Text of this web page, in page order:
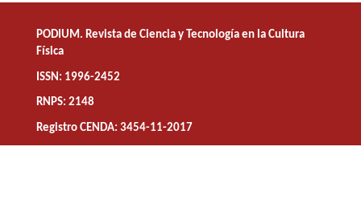
PODIUM. Revista de Ciencia y Tecnología en la Cultura
Física
ISSN: 1996-2452
RNPS: 2148
Registro CENDA: 3454-11-2017